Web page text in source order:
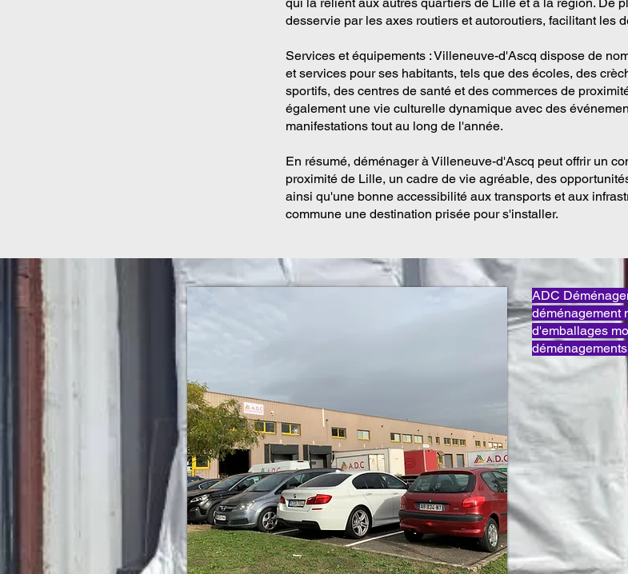
desservie par les axes routiers et autoroutiers, facilitant les
Services et équipements : Villeneuve-d'Ascq dispose de
et services pour ses habitants, tels que des écoles, des
sportifs, des centres de santé et des commerces de
également une vie culturelle dynamique avec des
manifestations tout au long de l'année.
En résumé, déménager à Villeneuve-d'Ascq peut offrir un
proximité de Lille, un cadre de vie agréable, des
ainsi qu'une bonne accessibilité aux transports et aux
commune une destination prisée pour s'installer.
ADC
déménagement
d'emballages